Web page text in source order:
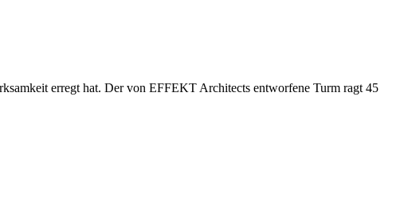
erregt hat. Der von EFFEKT Architects entworfene Turm ragt 45